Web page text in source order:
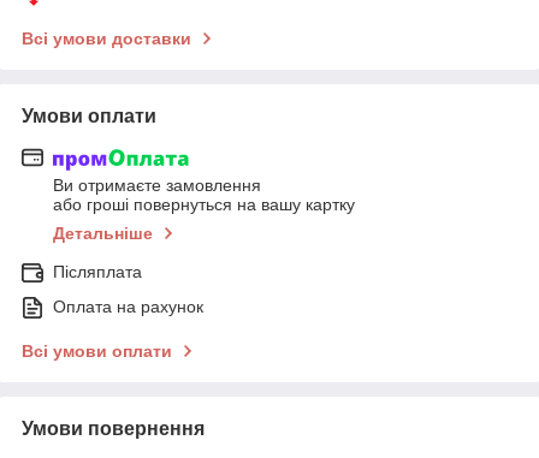
Всі умови доставки
Умови оплати
Ви отримаєте замовлення
або гроші повернуться на вашу картку
Детальніше
Післяплата
Оплата на рахунок
Всі умови оплати
Умови повернення